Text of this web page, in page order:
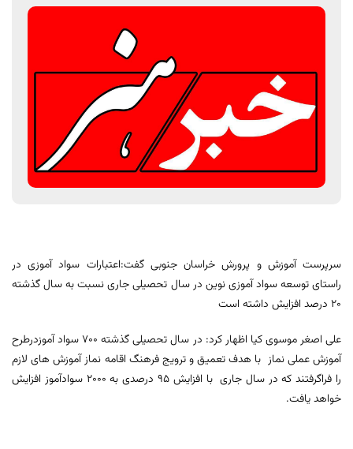
سرپرست آموزش و پرورش خراسان جنوبی گفت:اعتبارات سواد آموزی در
راستای توسعه سواد آموزی نوین در سال تحصیلی جاری نسبت به سال گذشته
20 درصد افزایش داشته است
علی اصغر موسوی کیا اظهار کرد: در سال تحصیلی گذشته 700 سواد آموزدرطرح
آموزش عملی نماز با هدف تعمیق و ترویج فرهنگ اقامه نماز آموزش های لازم
را فراگرفتند که در سال جاری با افزایش 95 درصدی به 2000 سوادآموز افزایش
خواهد یافت.